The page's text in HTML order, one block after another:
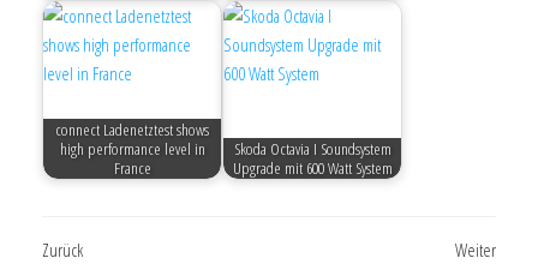
connect Ladenetztest shows
high performance level in
France
Skoda Octavia I Soundsystem
Upgrade mit 600 Watt System
Zurück
Weiter